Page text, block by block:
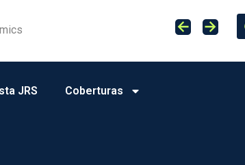
climática
JRS Coberturas